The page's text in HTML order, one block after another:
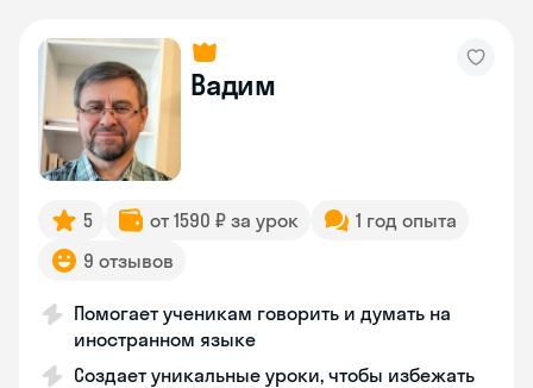
Вадим
5 от 1590 ₽ за урок
1 год опыта
9 отзывов
Помогает ученикам говорить и думать на
иностранном языке
Создает уникальные уроки, чтобы избежать